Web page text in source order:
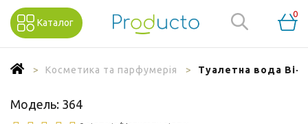
Каталог
0
Косметика та парфумерія Туалетна вода Bi-
Модель: 364